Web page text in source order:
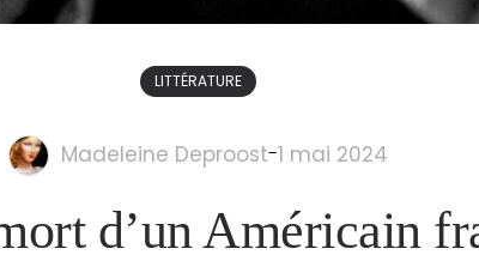
LITTÉRATURE
Madeleine Deproost-1 mai 2024
d’un Américain